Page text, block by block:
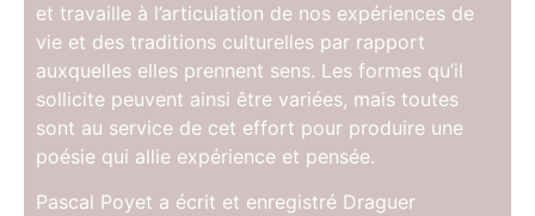
et travaille à l’articulation de nos expériences de
vie et des traditions culturelles par rapport
auxquelles elles prennent sens. Les formes qu’il
sollicite peuvent ainsi être variées, mais toutes
sont au service de cet effort pour produire une
poésie qui allie expérience et pensée.
Pascal Poyet a écrit et enregistré Draguer